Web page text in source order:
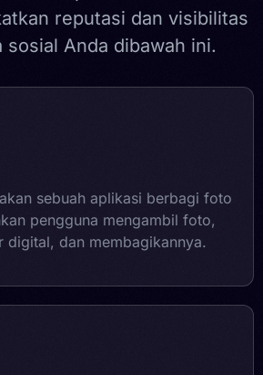
reputasi dan visibilitas
sosial Anda dibawah ini.
sebuah aplikasi berbagi foto
pengguna mengambil foto,
digital, dan membagikannya.